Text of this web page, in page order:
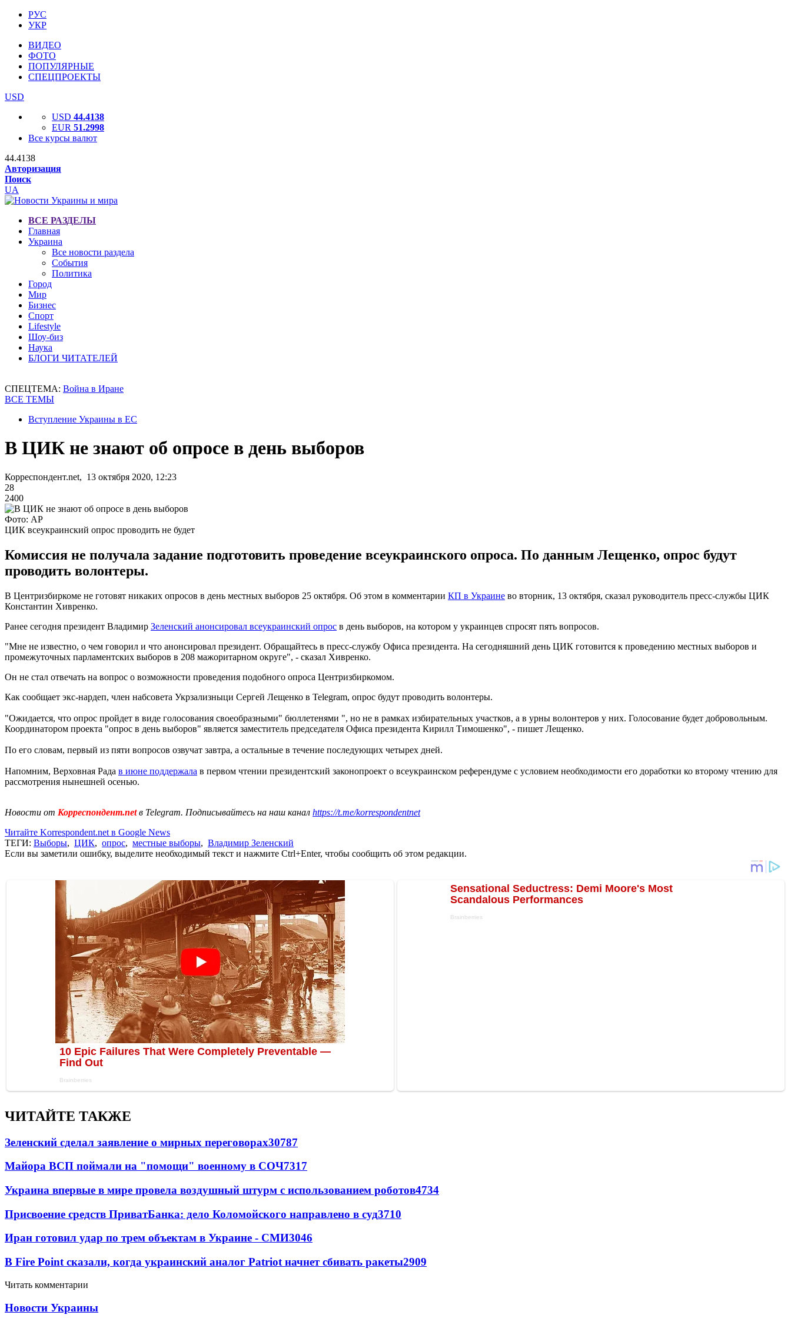
РУС
УКР
ВИДЕО
ФОТО
ПОПУЛЯРНЫЕ
СПЕЦПРОЕКТЫ
USD
USD 44.4138
EUR 51.2998
Все курсы валют
44.4138
Авторизация
Поиск
UA
ВСЕ РАЗДЕЛЫ
Главная
Украина
Все новости раздела
События
Политика
Город
Мир
Бизнес
Спорт
Lifestyle
Шоу-биз
Наука
БЛОГИ ЧИТАТЕЛЕЙ
СПЕЦТЕМА: Война в Иране
ВСЕ ТЕМЫ
Вступление Украины в ЕС
В ЦИК не знают об опросе в день выборов
Корреспондент.net, 13 октября 2020, 12:23
28
2400
Фото: AP
ЦИК всеукраинский опрос проводить не будет
Комиссия не получала задание подготовить проведение всеукраинского опроса. По данным Лещенко, опрос будут
проводить волонтеры.
В Центризбиркоме не готовят никаких опросов в день местных выборов 25 октября. Об этом в комментарии КП в Украине во вторник, 13 октября, сказал руководитель пресс-службы ЦИК
Константин Хивренко.
Ранее сегодня президент Владимир Зеленский анонсировал всеукраинский опрос в день выборов, на котором у украинцев спросят пять вопросов.
"Мне не известно, о чем говорил и что анонсировал президент. Обращайтесь в пресс-службу Офиса президента. На сегодняшний день ЦИК готовится к проведению местных выборов и
промежуточных парламентских выборов в 208 мажоритарном округе", - сказал Хивренко.
Он не стал отвечать на вопрос о возможности проведения подобного опроса Центризбиркомом.
Как сообщает экс-нардеп, член набсовета Укрзализныци Сергей Лещенко в Telegram, опрос будут проводить волонтеры.
"Ожидается, что опрос пройдет в виде голосования своеобразными" бюллетенями ", но не в рамках избирательных участков, а в урны волонтеров у них. Голосование будет добровольным.
Координатором проекта "опрос в день выборов" является заместитель председателя Офиса президента Кирилл Тимошенко", - пишет Лещенко.
По его словам, первый из пяти вопросов озвучат завтра, а остальные в течение последующих четырех дней.
Напомним, Верховная Рада в июне поддержала в первом чтении президентский законопроект о всеукраинском референдуме с условием необходимости его доработки ко второму чтению для
рассмотрения нынешней осенью.
Новости от Корреспондент.netв Telegram. Подписывайтесь на наш канал https://t.me/korrespondentnet
Читайте Korrespondent.net в Google News
ТЕГИ: Выборы, ЦИК, опрос, местные выборы, Владимир Зеленский
Если вы заметили ошибку, выделите необходимый текст и нажмите Ctrl+Enter, чтобы сообщить об этом редакции.
ЧИТАЙТЕ ТАКЖЕ
Зеленский сделал заявление о мирных переговорах30787
Майора ВСП поймали на "помощи" военному в СОЧ7317
Украина впервые в мире провела воздушный штурм с использованием роботов4734
Присвоение средств ПриватБанка: дело Коломойского направлено в суд3710
Иран готовил удар по трем объектам в Украине - СМИ3046
В Fire Point сказали, когда украинский аналог Patriot начнет сбивать ракеты2909
Читать комментарии
Новости Украины